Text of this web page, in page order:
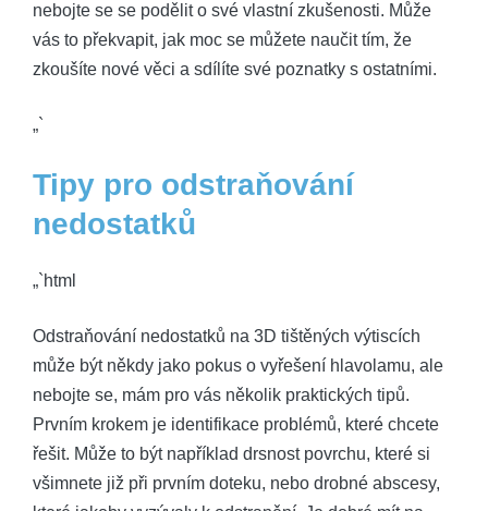
nebojte se se podělit o své vlastní zkušenosti. Může
vás to překvapit, jak moc se můžete naučit tím, že
zkoušíte nové věci a sdílíte své poznatky s ostatními.
„`
Tipy pro odstraňování
nedostatků
„`html
Odstraňování nedostatků na 3D tištěných výtiscích
může být někdy jako pokus o vyřešení hlavolamu, ale
nebojte se, mám pro vás několik praktických tipů.
Prvním krokem je identifikace problémů, které chcete
řešit. Může to být například drsnost povrchu, které si
všimnete již při prvním doteku, nebo drobné abscesy,